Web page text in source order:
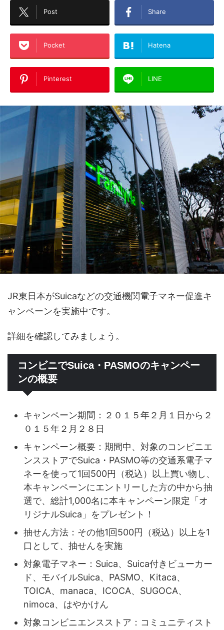
Post Share
Pocket Hatena
Pinterest LINE
JR東日本がSuicaなどの交通機関電子マネー促進キ
ャンペーンを実施中です。
詳細を確認してみましょう。
コンビニでSuica・PASMOのキャンペー
ンの概要
キャンペーン期間：２０１５年２月１日から２
０１５年２月２８日
キャンペーン概要：期間中、対象のコンビニエ
ンスストアでSuica・PASMO等の交通系電子マ
ネーを使って1回500円（税込）以上買い物し、
本キャンペーンにエントリーした方の中から抽
選で、総計1,000名に本キャンペーン限定「オ
リジナルSuica」をプレゼント！
抽せん方法：その他1回500円（税込）以上を1
口として、抽せんを実施
対象電子マネー：Suica、Suica付きビューカー
ド、モバイルSuica、PASMO、Kitaca、
TOICA、manaca、ICOCA、SUGOCA、
nimoca、はやかけん
対象コンビニエンスストア：コミュニティスト